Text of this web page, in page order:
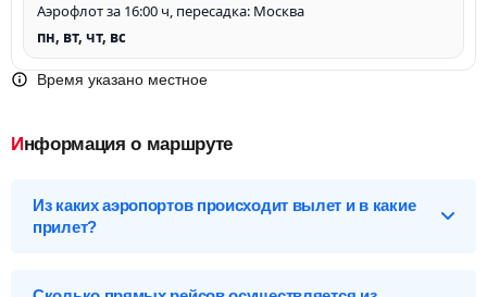
Аэрофлот за 16:00 ч, пересадка: Москва
пн, вт, чт, вс
Время указано местное
Информация о маршруте
Из каких аэропортов происходит вылет и в какие
прилет?